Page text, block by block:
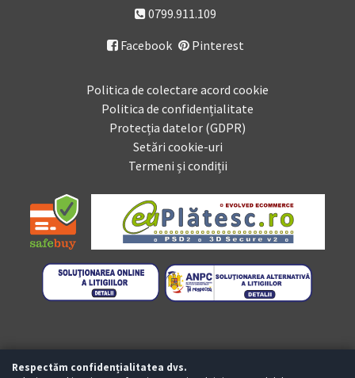
0799.911.109
 Facebook Pinterest
Politica de colectare acord cookie
Politica de confidențialitate
Protecția datelor (GDPR)
Setări cookie-uri
Termeni și condiții
Respectăm confidențialitatea dvs.